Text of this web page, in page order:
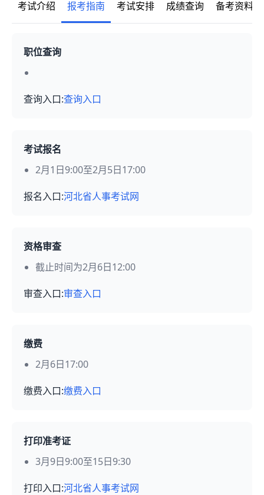
考试介绍 报考指南 考试安排 成绩查询 备考资料
职位查询
查询入口:查询入口
考试报名
2月1日9:00至2月5日17:00
报名入口:河北省人事考试网
资格审查
截止时间为2月6日12:00
审查入口:审查入口
缴费
2月6日17:00
缴费入口:缴费入口
打印准考证
3月9日9:00至15日9:30
打印入口:河北省人事考试网